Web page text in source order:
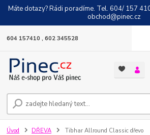
Máte dotazy? Rádi poradíme. Tel. 604/ 157
obchod@pinec.cz
604 157410 , 602 345528
Úvod DŘEVA Tibhar Allround Classic dřevo